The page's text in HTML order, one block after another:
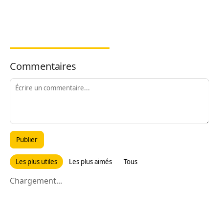
Commentaires
Publier
Les plus utiles Les plus aimés Tous
Chargement...